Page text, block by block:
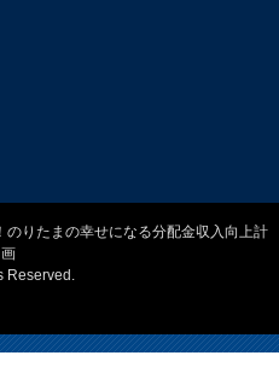
りたまの幸せになる分配金収入向上計
画
Reserved.